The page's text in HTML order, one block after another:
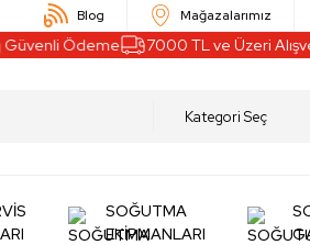
Blog Mağazalarımız
Ödeme 7000 TL ve Üzeri
SOĞUTMA
EKİPMANLARI